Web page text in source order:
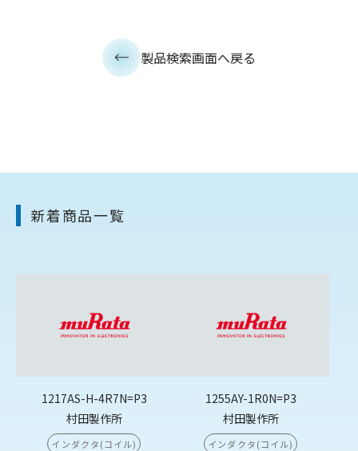
製品検索画面へ戻る
新着商品一覧
1217AS-H-4R7N=P3
村田製作所
インダクタ(コイル)
1255AY-1R0N=P3
村田製作所
インダクタ(コイル)